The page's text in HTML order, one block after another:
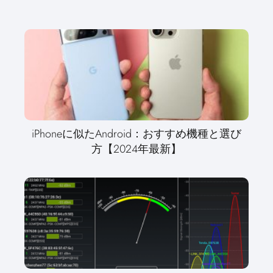
iPhoneに似たAndroid：おすすめ機種と選び
方【2024年最新】